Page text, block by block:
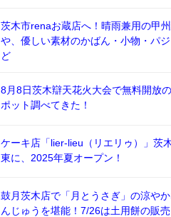
茨木市renaお蔵店へ！晴雨兼用の甲
や、優しい素材のかばん・小物・パ
ど
8月8日茨木辯天花火大会で無料開放
ポット調べてきた！
ケーキ店「lier-lieu（リエリゥ）」茨
東に、2025年夏オープン！
鼓月茨木店で「月とうさぎ」の涼やか
んじゅうを堪能！7/26は土用餅の販売